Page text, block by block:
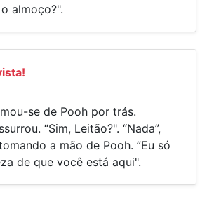
almoço?".
se de Pooh por trás.
“Sim, Leitão?". “Nada”,
a mão de Pooh. ”Eu só
de que você está aqui".